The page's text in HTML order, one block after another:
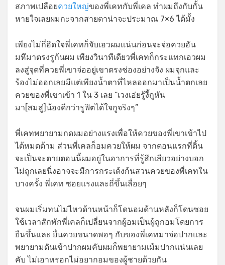
สภาพเปลือยควยใหญ่ของพี่เคทกับพี่เคล ทำผมถึงกับกั้น
หายใจเลยผมกะจากสายตาน่าจะประมาณ 7×6 ได้มั้ง
เพียงไม่กี่อึดใจพี่เคทก็จับเอวผมแน่นก่อนจะจ่อควยอัน
มหึมาตรงรูก้นผม เพียงวินาทีเดียวพี่เคทก็กระแทกเอวผม
ลงสู่จุดที่ควยพี่เขาจ่ออยู่เขาตรงช่องอย่างจัง ผมจุกและ
ร้องไม่ออกเลยมีแต่เพียงน้ำตาที่ไหลออกมาเป็นน้ำตกเลย
ควยของพี่เขาเข้า 1 ใน 3 เลย “เวงเอ่ยรู้งี้กูหัน
มา[สมสู่]น้องดีกว่ารูฟิตได้ใจกูจริงๆ”
พี่เคทพยายามกดผมอย่างแรงเพื่อให้ควยของพี่เขาเข้าไป
ได้หมดด้าม ส่วนพี่เคลก็อมควยให้ผม จากตอนแรกที่ดิ้น
จะเป็นจะตายตอนนี้ผมอยู่ในอาการที่รู้สึกเสียวอย่างบอก
ไม่ถูกเลยนิ่งอาจจะมีการกระเด้งก้นสวนควยของพี่เคทใน
บางครั้ง พี่เคท ซอยแรงและถี่ขึ้นเลื่อยๆ
จนผมเริ่มทนไม่ไหวด้านหน้าก็โดนอมด้านหลังก็โดนซอย
ใช้เวลาสักพักพี่เคลก็เปลี่ยนจากผู้อมเป็นผู้ถูกอมโดยการ
ยืนขึ้นและ ยื่นควยขนาดพอๆ กับของพี่เคทมาจ่อปากและ
พยายามดันเข้าปากผมคับผมก็พยายามเม้มปากแน่นเลย
คับ ไม่เอาหรอกไม่อยากอมของผู้ชายด้วยกัน